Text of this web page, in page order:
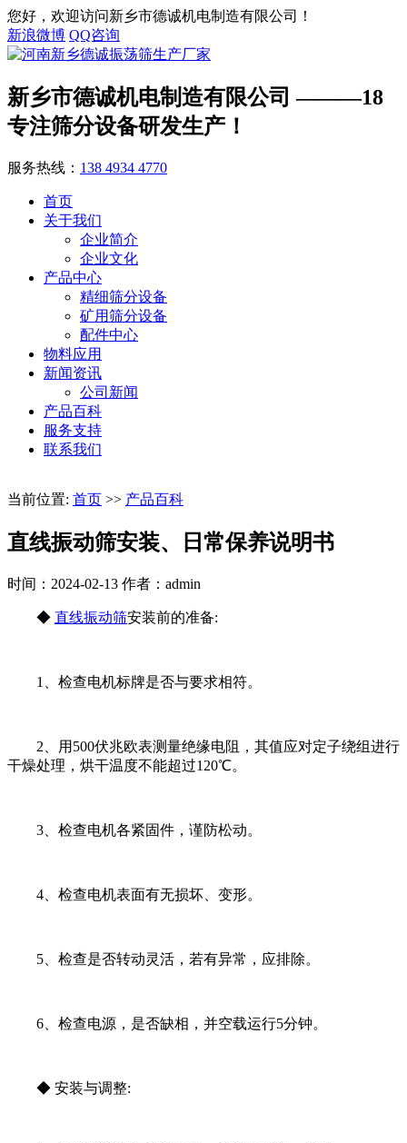
您好，欢迎访问新乡市德诚机电制造有限公司！
新浪微博 QQ咨询
新乡市德诚机电制造有限公司 ———18
专注筛分设备研发生产！
服务热线： 138 4934 4770
首页
关于我们
企业简介
企业文化
产品中心
精细筛分设备
矿用筛分设备
配件中心
物料应用
新闻资讯
公司新闻
产品百科
服务支持
联系我们
当前位置: 首页 >> 产品百科
直线振动筛安装、日常保养说明书
时间：2024-02-13 作者：admin
◆ 直线振动筛安装前的准备:
1、检查电机标牌是否与要求相符。
2、用500伏兆欧表测量绝缘电阻，其值应对定子绕组进行
干燥处理，烘干温度不能超过120℃。
3、检查电机各紧固件，谨防松动。
4、检查电机表面有无损坏、变形。
5、检查是否转动灵活，若有异常，应排除。
6、检查电源，是否缺相，并空载运行5分钟。
◆ 安装与调整: